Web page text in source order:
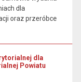
dla
oraz przeróbce
dla
Powiatu